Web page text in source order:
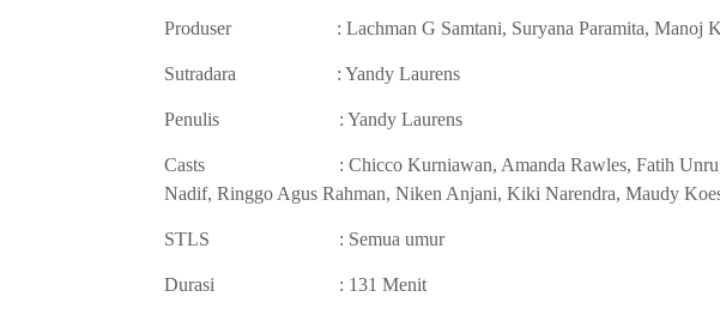
Produser : Lachman G Samtani, Suryana Paramita, Manoj K
Sutradara : Yandy Laurens
Penulis : Yandy Laurens
Casts : Chicco Kurniawan, Amanda Rawles, Fatih Unru,
Nadif, Ringgo Agus Rahman, Niken Anjani, Kiki Narendra, Maudy
STLS : Semua umur
Durasi : 131 Menit